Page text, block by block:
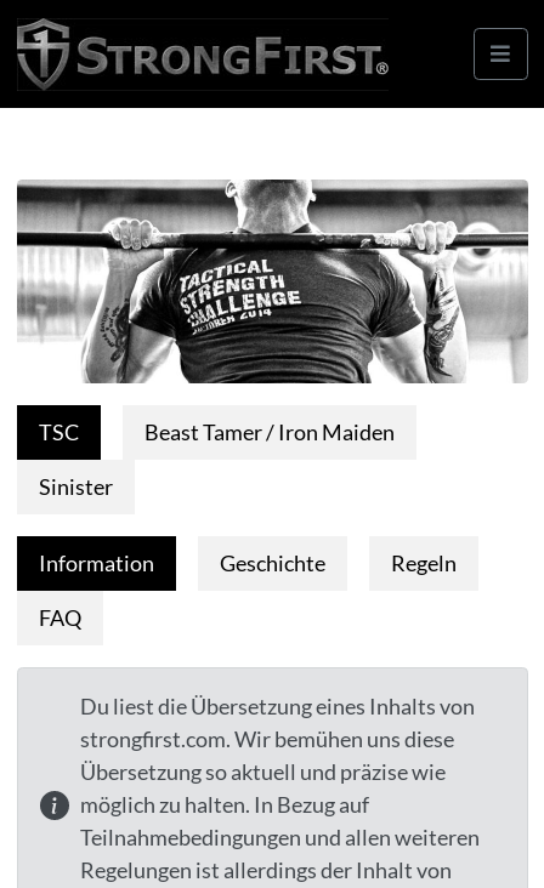
TSC Beast Tamer / Iron Maiden
Sinister
Information Geschichte Regeln
FAQ
Du liest die Übersetzung eines Inhalts von
strongfirst.com. Wir bemühen uns diese
Übersetzung so aktuell und präzise wie
möglich zu halten. In Bezug auf
Teilnahmebedingungen und allen weiteren
Regelungen ist allerdings der Inhalt von